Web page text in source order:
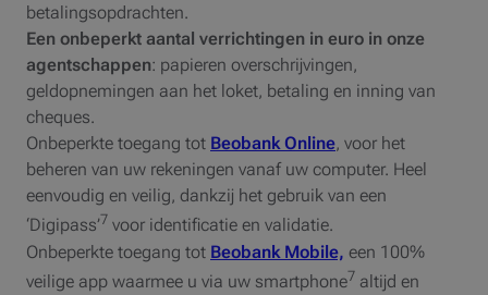
betalingsopdrachten.
Een onbeperkt aantal verrichtingen in euro in onze
agentschappen: papieren overschrijvingen,
geldopnemingen aan het loket, betaling en inning van
cheques.
Onbeperkte toegang tot Beobank Online, voor het
beheren van uw rekeningen vanaf uw computer. Heel
eenvoudig en veilig, dankzij het gebruik van een
‘Digipass’7 voor identificatie en validatie.
Onbeperkte toegang tot Beobank Mobile, een 100%
veilige app waarmee u via uw smartphone7 altijd en